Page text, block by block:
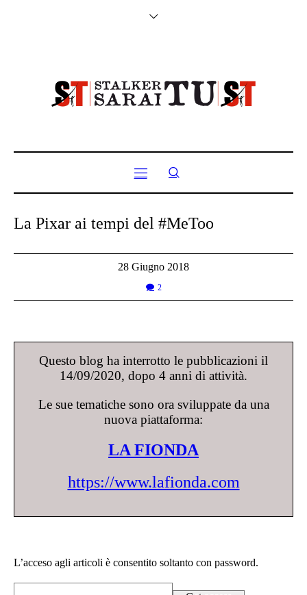
La Pixar ai tempi del #MeToo
28 Giugno 2018
2
Questo blog ha interrotto le pubblicazioni il
14/09/2020, dopo 4 anni di attività.
Le sue tematiche sono ora sviluppate da una
nuova piattaforma:
LA FIONDA
https://www.lafionda.com
L’acceso agli articoli è consentito soltanto con password.